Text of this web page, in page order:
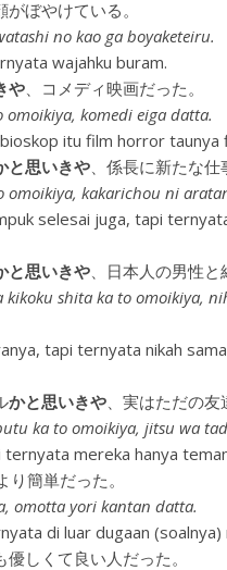
がぼやけている。
no kao ga boyaketeiru.
wajahku buram.
や 、コメディ映画だった。
komedi eiga datta.
itu film horror taunya
と思いきや 、係長に新たな仕
omoikiya, kakarichou ni
selesai juga, tapi
と思いきや 、日本人の男性
shita ka to omoikiya,
tapi ternyata nikah
かと思いきや 、実はただの友
ka to omoikiya, jitsu wa
mereka hanya
り簡単だった。
omotta yori kantan datta.
di luar dugaan (soalnya)
優しくて良い人だった。